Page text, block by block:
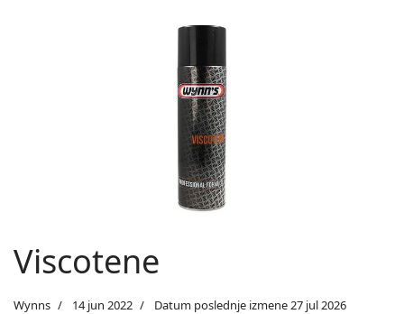
Viscotene
Wynns 14 jun 2022 Datum poslednje izmene 27 jul 2026